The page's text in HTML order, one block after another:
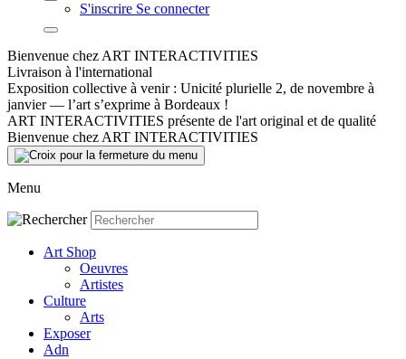
S'inscrire Se connecter
Bienvenue chez ART INTERACTIVITIES
Livraison à l'international
Exposition collective à venir : Unicité plurielle 2, de novembre à
janvier — l’art s’exprime à Bordeaux !
ART INTERACTIVITIES présente de l'art original et de qualité
Bienvenue chez ART INTERACTIVITIES
Menu
Art Shop
Oeuvres
Artistes
Culture
Arts
Exposer
Adn